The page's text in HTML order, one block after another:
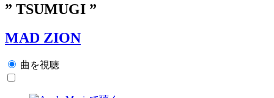
” TSUMUGI ”
MAD ZION
曲を視聴